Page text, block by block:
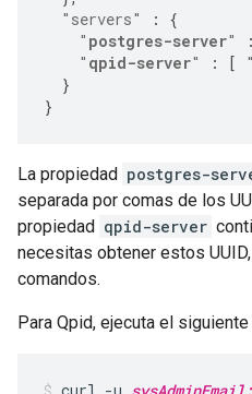
"servers"
:
{
" postgres-server" :
" qpid-server" : [
}
}
La propiedad postgres-
separada por comas de los
propiedad qpid-server
necesitas obtener estos
comandos.
Para Qpid, ejecuta el siguiente